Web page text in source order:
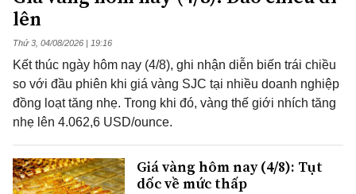
lên
Thứ 3, 04/08/2026 | 19:16
Kết thúc ngày hôm nay (4/8), ghi nhận diễn biến trái chiều
so với đầu phiên khi giá vàng SJC tại nhiều doanh nghiệp
đồng loạt tăng nhẹ. Trong khi đó, vàng thế giới nhích tăng
nhẹ lên 4.062,6 USD/ounce.
Giá vàng hôm nay (4/8): Tụt
dốc về mức thấp